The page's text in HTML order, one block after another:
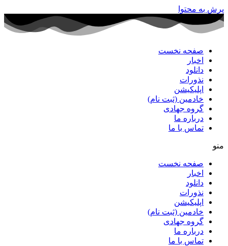
پرش به محتوا
صفحه نخست
اخبار
دانلود
نذورات
اپلیکیشن
خادمین (ثبت نام)
گروه جهادی
درباره ما
تماس با ما
منو
صفحه نخست
اخبار
دانلود
نذورات
اپلیکیشن
خادمین (ثبت نام)
گروه جهادی
درباره ما
تماس با ما